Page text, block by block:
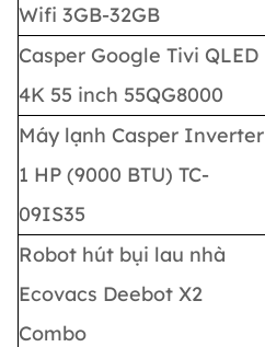
Wifi 3GB-32GB
Casper Google Tivi QLED
4K 55 inch 55QG8000
Máy lạnh Casper Inverter
1 HP (9000 BTU) TC-
09IS35
Robot hút bụi lau nhà
Ecovacs Deebot X2
Combo